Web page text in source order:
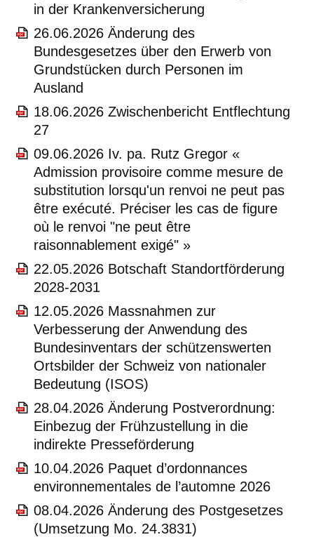
in der Krankenversicherung
26.06.2026 Änderung des
Bundesgesetzes über den Erwerb von
Grundstücken durch Personen im
Ausland
18.06.2026 Zwischenbericht Entflechtung
27
09.06.2026 Iv. pa. Rutz Gregor «
Admission provisoire comme mesure de
substitution lorsqu'un renvoi ne peut pas
être exécuté. Préciser les cas de figure
où le renvoi "ne peut être
raisonnablement exigé" »
22.05.2026 Botschaft Standortförderung
2028-2031
12.05.2026 Massnahmen zur
Verbesserung der Anwendung des
Bundesinventars der schützenswerten
Ortsbilder der Schweiz von nationaler
Bedeutung (ISOS)
28.04.2026 Änderung Postverordnung:
Einbezug der Frühzustellung in die
indirekte Presseförderung
10.04.2026 Paquet d’ordonnances
environnementales de l’automne 2026
08.04.2026 Änderung des Postgesetzes
(Umsetzung Mo. 24.3831)